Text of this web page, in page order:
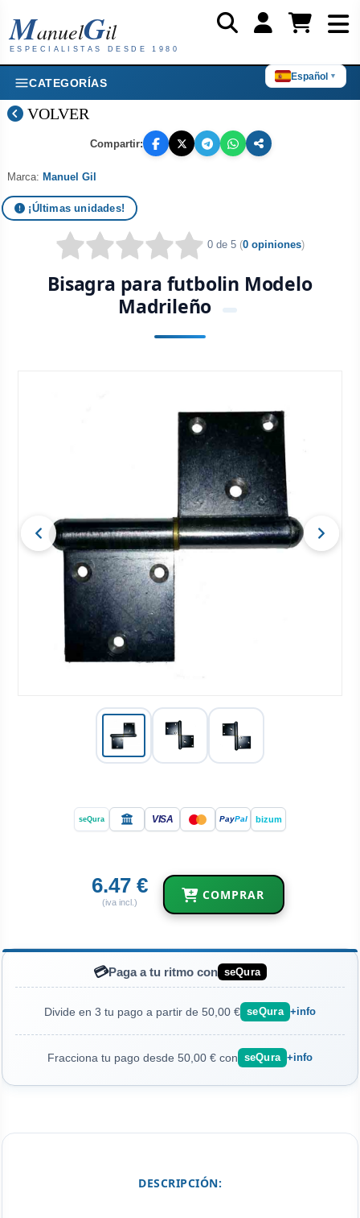
Español ▼
ManuelGil
ESPECIALISTAS DESDE 1980
CATEGORÍAS
VOLVER
Compartir:
seQura VISA PayPal bizum
6.47 €
(iva incl.) COMPRAR
💳Paga a tu ritmo con seQura
Divide en 3 tu pago a partir de 50,00 € seQura +info
Fracciona tu pago desde 50,00 € con seQura +info
0 de 5 (0 opiniones)
Bisagra para futbolin Modelo
Madrileño
Marca: Manuel Gil
¡Últimas unidades!
DESCRIPCIÓN: